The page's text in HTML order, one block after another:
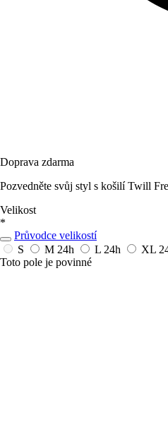
Doprava zdarma
Pozvedněte svůj styl s košilí Twill
Velikost
*
Průvodce velikostí
S
M 24h L 24h XL
Toto pole je povinné